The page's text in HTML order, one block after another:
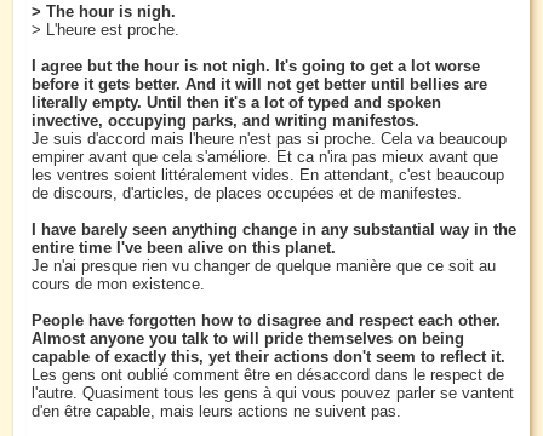
> The hour is nigh.
> L'heure est proche.
I agree but the hour is not nigh. It's going to get a lot worse
before it gets better. And it will not get better until bellies are
literally empty. Until then it's a lot of typed and spoken
invective, occupying parks, and writing manifestos.
Je suis d'accord mais l'heure n'est pas si proche. Cela va beaucoup
empirer avant que cela s'améliore. Et ca n'ira pas mieux avant que
les ventres soient littéralement vides. En attendant, c'est beaucoup
de discours, d'articles, de places occupées et de manifestes.
I have barely seen anything change in any substantial way in the
entire time I've been alive on this planet.
Je n'ai presque rien vu changer de quelque manière que ce soit au
cours de mon existence.
People have forgotten how to disagree and respect each other.
Almost anyone you talk to will pride themselves on being
capable of exactly this, yet their actions don't seem to reflect it.
Les gens ont oublié comment être en désaccord dans le respect de
l'autre. Quasiment tous les gens à qui vous pouvez parler se vantent
d'en être capable, mais leurs actions ne suivent pas.